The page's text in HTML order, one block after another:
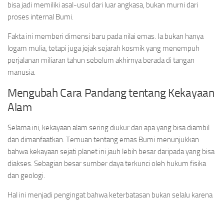
bisa jadi memiliki asal-usul dari luar angkasa, bukan murni dari
proses internal Bumi.
Fakta ini memberi dimensi baru pada nilai emas. Ia bukan hanya
logam mulia, tetapi juga jejak sejarah kosmik yang menempuh
perjalanan miliaran tahun sebelum akhirnya berada di tangan
manusia.
Mengubah Cara Pandang tentang Kekayaan
Alam
Selama ini, kekayaan alam sering diukur dari apa yang bisa diambil
dan dimanfaatkan. Temuan tentang emas Bumi menunjukkan
bahwa kekayaan sejati planet ini jauh lebih besar daripada yang bisa
diakses. Sebagian besar sumber daya terkunci oleh hukum fisika
dan geologi.
Hal ini menjadi pengingat bahwa keterbatasan bukan selalu karena